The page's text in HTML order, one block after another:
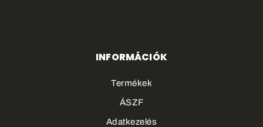
INFORMÁCIÓK
Termékek
ÁSZF
Adatkezelés